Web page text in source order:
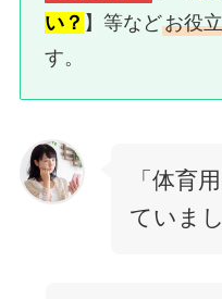
い？ 】等などお役
す。
「体育
ていまし